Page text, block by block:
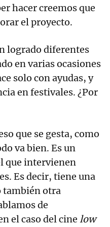
hacer creemos que
el proyecto.
logrado diferentes
en varias ocasiones
solo con ayudas, y
en festivales. ¿Por
que se gesta, como
va bien. Es un
que intervienen
Es decir, tiene una
también otra
de
el caso del cine low